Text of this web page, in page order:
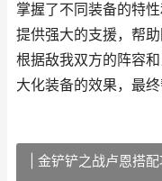
掌握了不同装备的特
提供强大的支援，帮
根据敌我双方的阵容
大化装备的效果，最
| 金铲铲之战卢恩搭